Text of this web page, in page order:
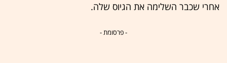
אחרי שכבר השלימה את הגיוס שלה.
- פרסומת -